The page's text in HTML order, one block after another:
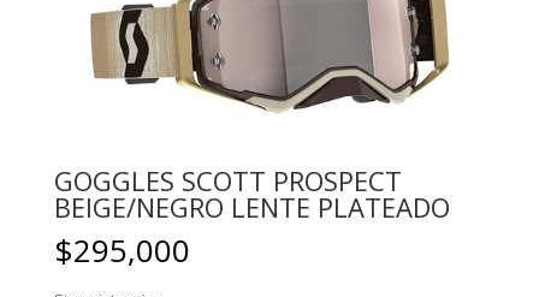
GOGGLES SCOTT PROSPECT
BEIGE/NEGRO LENTE PLATEADO
$295,000